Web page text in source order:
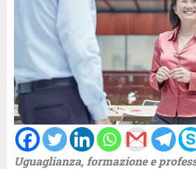
Uguaglianza, formazione e